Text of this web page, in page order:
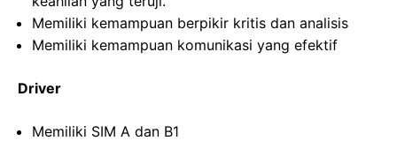
Memiliki kemampuan berpikir kritis dan analisis
Memiliki kemampuan komunikasi yang efektif
Driver
Memiliki SIM A dan B1